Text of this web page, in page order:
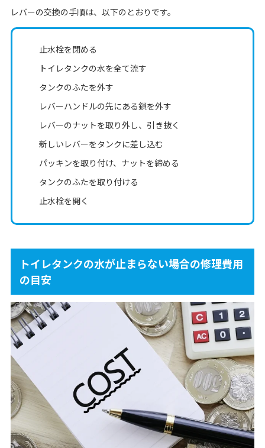
レバーの交換の手順は、以下のとおりです。
止水栓を閉める
トイレタンクの水を全て流す
タンクのふたを外す
レバーハンドルの先にある鎖を外す
レバーのナットを取り外し、引き抜く
新しいレバーをタンクに差し込む
パッキンを取り付け、ナットを締める
タンクのふたを取り付ける
止水栓を開く
トイレタンクの水が止まらない場合の修理費用
の目安